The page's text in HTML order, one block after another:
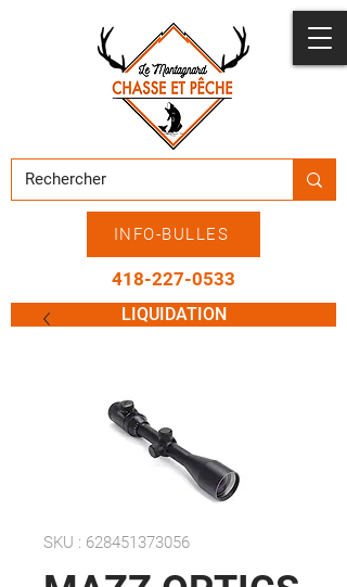
INFO-BULLES
418-227-0533
LIQUIDATION
SKU : 628451373056